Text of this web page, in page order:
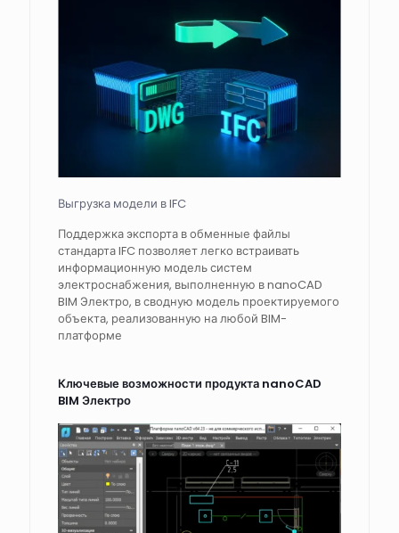
Выгрузка модели в IFC
Поддержка экспорта в обменные файлы
стандарта IFC позволяет легко встраивать
информационную модель систем
электроснабжения, выполненную в nanoCAD
BIM Электро, в сводную модель проектируемого
объекта, реализованную на любой BIM-
платформе
Ключевые возможности продукта nanoCAD
BIM Электро